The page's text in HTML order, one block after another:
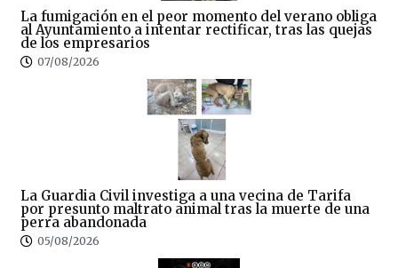
La fumigación en el peor momento del verano obliga
al Ayuntamiento a intentar rectificar, tras las quejas
de los empresarios
07/08/2026
La Guardia Civil investiga a una vecina de Tarifa
por presunto maltrato animal tras la muerte de una
perra abandonada
05/08/2026